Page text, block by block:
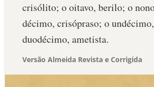
crisólito; o oitavo, berilo; o
décimo, crisópraso; o
duodécimo, ametista.
Versão Almeida Revista e Corrigida